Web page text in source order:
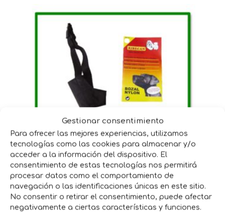
Gestionar consentimiento
Para ofrecer las mejores experiencias, utilizamos
tecnologías como las cookies para almacenar y/o
acceder a la información del dispositivo. El
consentimiento de estas tecnologías nos permitirá
procesar datos como el comportamiento de
navegación o las identificaciones únicas en este sitio.
No consentir o retirar el consentimiento, puede afectar
negativamente a ciertas características y funciones.
BOZAL NYLON TALLA 1
3,00€ IVA incluido